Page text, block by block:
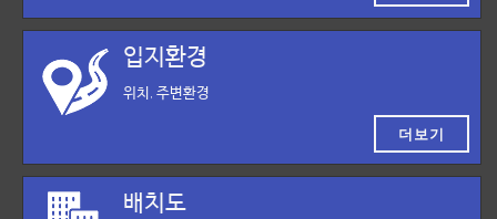
입지환경
위치, 주변환경
더보기
배치도